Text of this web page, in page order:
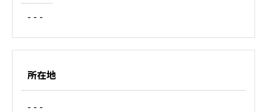
- - -
所在地
- - -